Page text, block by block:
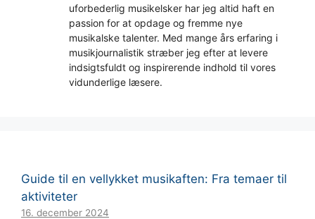
uforbederlig musikelsker har jeg altid haft en
passion for at opdage og fremme nye
musikalske talenter. Med mange års erfaring i
musikjournalistik stræber jeg efter at levere
indsigtsfuldt og inspirerende indhold til vores
vidunderlige læsere.
Guide til en vellykket musikaften: Fra temaer til
aktiviteter
16. december 2024